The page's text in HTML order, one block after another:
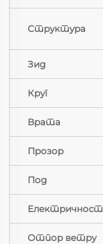
Структура
Зид
Круг
Врата
Прозор
Под
Електричност
Отпор ветру